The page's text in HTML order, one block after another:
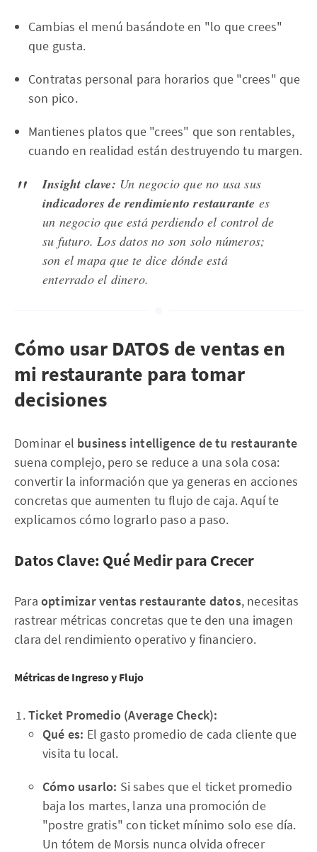
Cambias el menú basándote en "lo que crees"
que gusta.
Contratas personal para horarios que "crees" que
son pico.
Mantienes platos que "crees" que son rentables,
cuando en realidad están destruyendo tu margen.
Insight clave: Un negocio que no usa sus
indicadores de rendimiento restaurante es
un negocio que está perdiendo el control de
su futuro. Los datos no son solo números;
son el mapa que te dice dónde está
enterrado el dinero.
Cómo usar DATOS de ventas en
mi restaurante para tomar
decisiones
Dominar el business intelligence de tu restaurante
suena complejo, pero se reduce a una sola cosa:
convertir la información que ya generas en acciones
concretas que aumenten tu flujo de caja. Aquí te
explicamos cómo lograrlo paso a paso.
Datos Clave: Qué Medir para Crecer
Para optimizar ventas restaurante datos, necesitas
rastrear métricas concretas que te den una imagen
clara del rendimiento operativo y financiero.
Métricas de Ingreso y Flujo
Ticket Promedio (Average Check):
Qué es: El gasto promedio de cada cliente que
visita tu local.
Cómo usarlo: Si sabes que el ticket promedio
baja los martes, lanza una promoción de
"postre gratis" con ticket mínimo solo ese día.
Un tótem de Morsis nunca olvida ofrecer